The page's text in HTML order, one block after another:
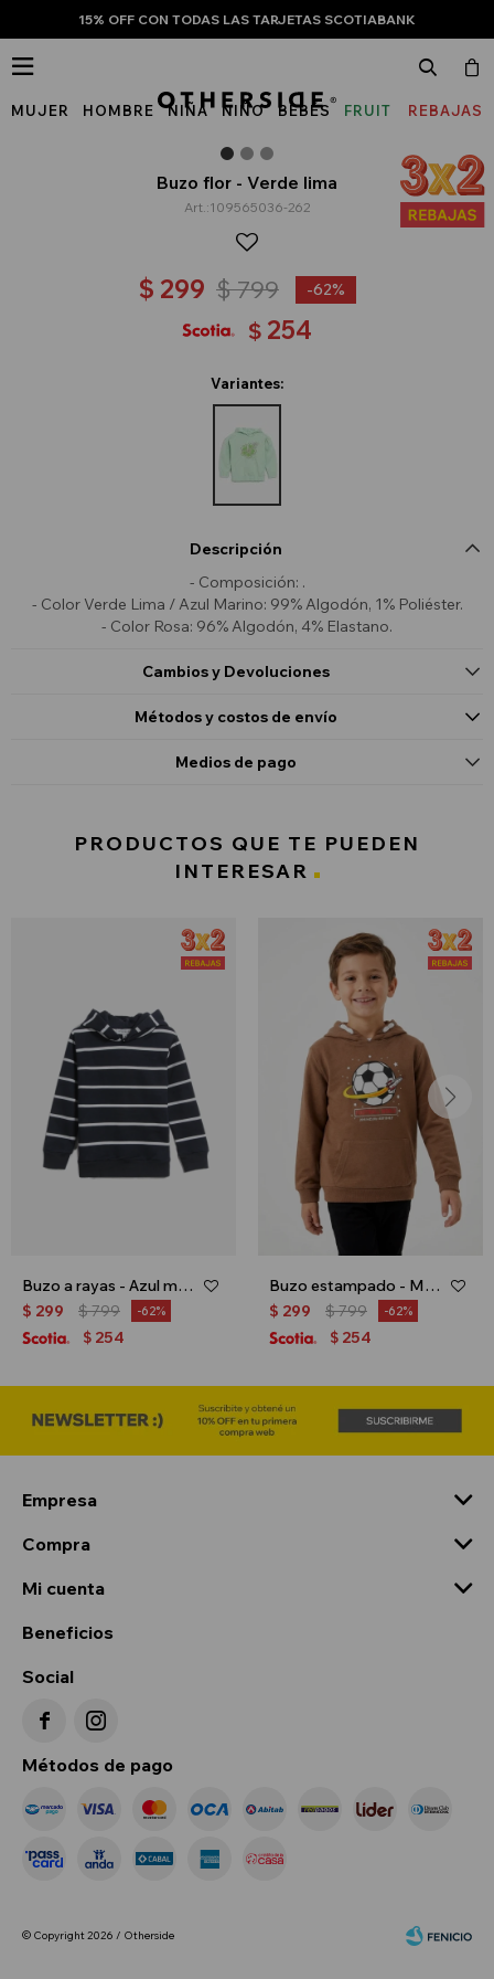
15% OFF CON TODAS LAS TARJETAS SCOTIABANK
MUJER HOMBRE NIÑA NIÑO BEBÉS
FRUIT
REBAJAS

Buzo flor - Verde lima
109565036-262
$ 299 $799 62
$ 254
Variantes:
Descripción
- Composición: .
- Color Verde Lima / Azul Marino: 99% Algodón, 1% Poliéster.
- Color Rosa: 96% Algodón, 4% Elastano.
Cambios y Devoluciones
Métodos y costos de envío
Medios de pago
PRODUCTOS QUE TE PUEDEN
INTERESAR
Buzo a rayas - Azul marino
$ 299 $799 62
$ 254
Buzo estampado - Marron
$ 299 $799 62
$ 254
Empresa
Compra
Mi cuenta
Beneficios
Social
 
Métodos de pago
© Copyright 2026 / Otherside